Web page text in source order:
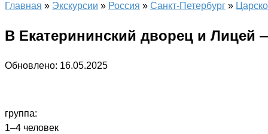
Главная » Экскурсии » Россия » Санкт-Петербург »
В Екатерининский дворец и Лицей
Обновлено: 16.05.2025
группа:
1–4 человек